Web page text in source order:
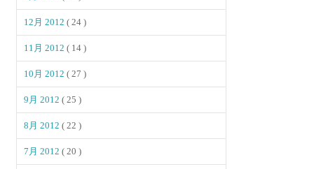
12月 2012( 24 )
11月 2012( 14 )
10月 2012( 27 )
9月 2012( 25 )
8月 2012( 22 )
7月 2012( 20 )